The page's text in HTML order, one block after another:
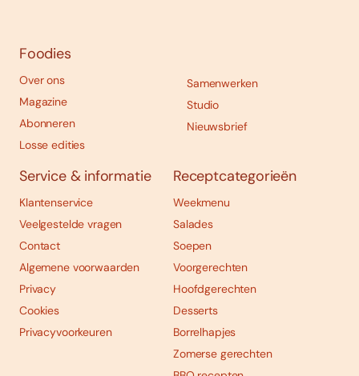
Foodies
Over ons
Magazine
Abonneren
Losse edities
Samenwerken
Studio
Nieuwsbrief
Service & informatie
Klantenservice
Veelgestelde vragen
Contact
Algemene voorwaarden
Privacy
Cookies
Privacyvoorkeuren
Receptcategorieën
Weekmenu
Salades
Soepen
Voorgerechten
Hoofdgerechten
Desserts
Borrelhapjes
Zomerse gerechten